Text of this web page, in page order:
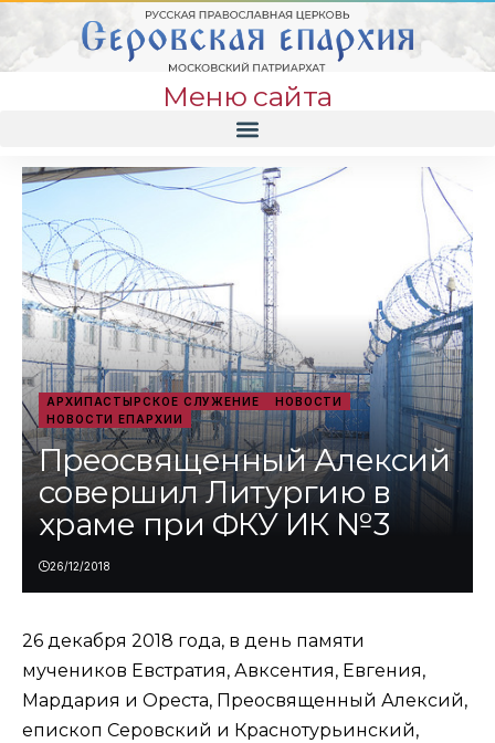
Меню сайта
АРХИПАСТЫРСКОЕ СЛУЖЕНИЕ
НОВОСТИ
НОВОСТИ ЕПАРХИИ
Преосвященный Алексий
совершил Литургию в
храме при ФКУ ИК №3
26/12/2018
26 декабря 2018 года, в день памяти
мучеников Евстратия, Авксентия, Евгения,
Мардария и Ореста, Преосвященный Алексий,
епископ Серовский и Краснотурьинский,